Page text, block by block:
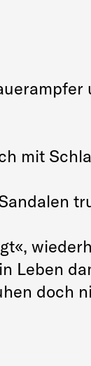
mit
Leben
doch